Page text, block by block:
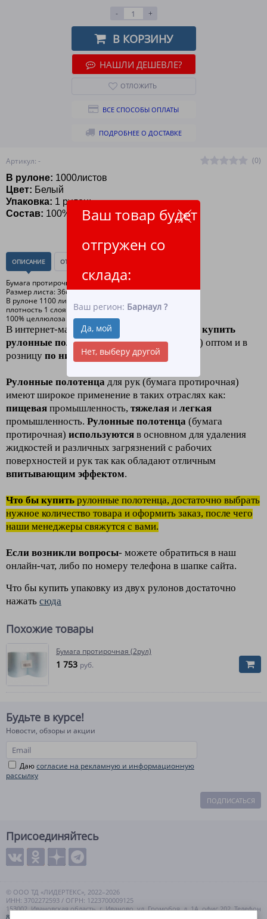
Ваш товар будет
отгружен со
склада:
Ваш регион: Барнаул ?
Да, мой
Нет, выберу другой
Артикул: -
(0)
В рулоне: 1000листов
Цвет: Белый
Упаковка: 1 рулон;
Состав: 100% целлюлоза влагопрочная
- +
В КОРЗИНУ
НАШЛИ ДЕШЕВЛЕ?
ОТЛОЖИТЬ
ВСЕ СПОСОБЫ ОПЛАТЫ
ПОДРОБНЕЕ О ДОСТАВКЕ
ОПИСАНИЕ ОТЗЫВЫ
Бумага протирочная 2сл
Размер листа: 36смх38см
В рулоне 1100 листов
плотность 1 слоя - 17 гр/кв.м
100% целлюлоза
В интернет-магазинеЛидерТекс
купить
рулонные полотенца(бумага протирочная) оптом и в
розницу по низким ценам.
Рулонные полотенца для рук (бумага протирочная)
имеют широкое применение в таких отраслях как:
пищевая промышленность, тяжелая и легкая
промышленность. Рулонные полотенца (бумага
протирочная) используются в основном для удаления
жидкостей и различных загрязнений с рабочих
поверхностей и рук так как обладают отличным
впитывающим эффектом.
Что бы купить рулонные полотенца, достаточно выбрать
нужное количество товара и оформить заказ, после чего
наши менеджеры свяжутся с вами.
Если возникли вопросы- можете обратиться в наш
онлайн-чат, либо по номеру телефона в шапке сайта.
Что бы купить упаковку из двух рулонов достаточно
нажать сюда
Похожие товары
Бумага протирочная (2рул)
1 753 руб.
Будьте в курсе!
Новости, обзоры и акции
Даюсогласие на рекламную и информационную
рассылку
ПОДПИСАТЬСЯ
Присоединяйтесь
© ООО ТД «ЛИДЕРТЕКС», 2022–2026
ИНН: 3702272593 / ОГРН: 1223700009125
153002, Ивановская область, г. Иваново, ул. Громобоя, д. 1А, офис 202. Телефон
8 (800) 550-99-57